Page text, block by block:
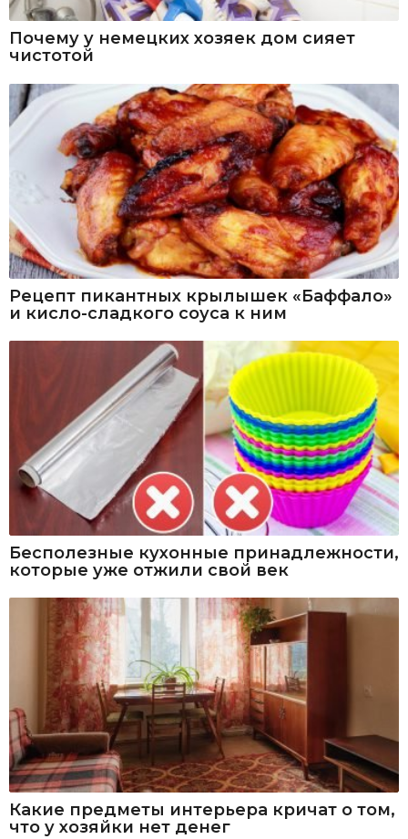
Почему у немецких хозяек дом сияет
чистотой
Рецепт пикантных крылышек «Баффало»
и кисло-сладкого соуса к ним
Бесполезные кухонные принадлежности,
которые уже отжили свой век
Какие предметы интерьера кричат о том,
что у хозяйки нет денег